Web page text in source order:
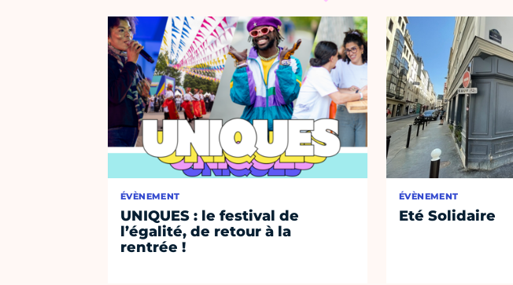
ÉVÈNEMENT
UNIQUES : le festival de
l’égalité, de retour à la
rentrée !
ÉVÈNEMENT
Eté Solidaire